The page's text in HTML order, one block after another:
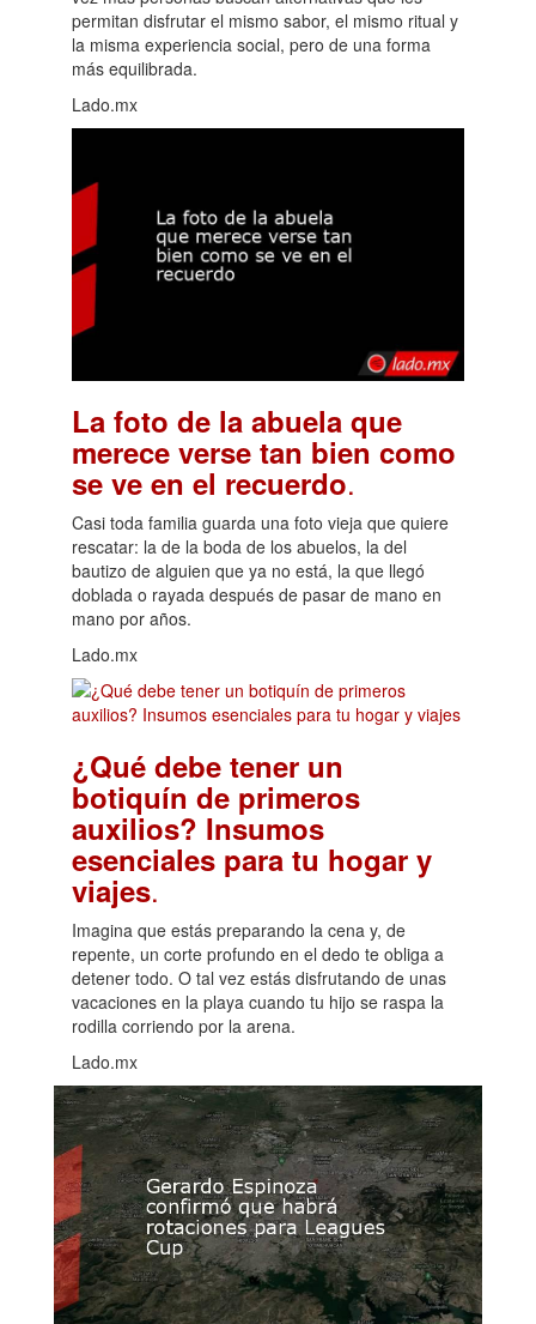
permitan disfrutar el mismo sabor, el mismo ritual y
la misma experiencia social, pero de una forma
más equilibrada.
Lado.mx
La foto de la abuela que
merece verse tan bien como
se ve en el recuerdo.
Casi toda familia guarda una foto vieja que quiere
rescatar: la de la boda de los abuelos, la del
bautizo de alguien que ya no está, la que llegó
doblada o rayada después de pasar de mano en
mano por años.
Lado.mx
¿Qué debe tener un
botiquín de primeros
auxilios? Insumos
esenciales para tu hogar y
viajes.
Imagina que estás preparando la cena y, de
repente, un corte profundo en el dedo te obliga a
detener todo. O tal vez estás disfrutando de unas
vacaciones en la playa cuando tu hijo se raspa la
rodilla corriendo por la arena.
Lado.mx